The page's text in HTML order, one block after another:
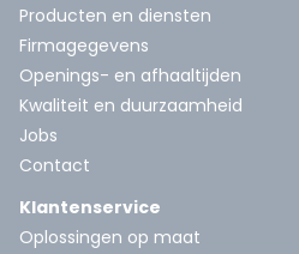
Producten en diensten
Firmagegevens
Openings- en afhaaltijden
Kwaliteit en duurzaamheid
Jobs
Contact
Klantenservice
Oplossingen op maat